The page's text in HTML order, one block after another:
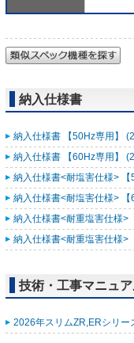
納入仕様書
納入仕様書 【50Hz専用】
納入仕様書 【60Hz専用】
納入仕様書<耐塩害仕様>
納入仕様書<耐塩害仕様>
納入仕様書<耐重塩害仕様>
納入仕様書<耐重塩害仕様>
技術・工事マニュ
2026年スリムZR,ERシリー